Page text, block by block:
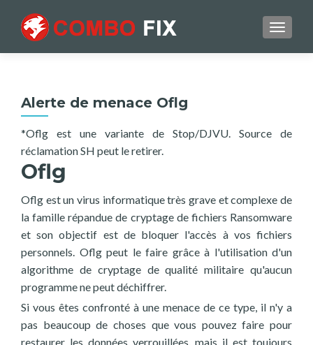
Alerte de menace Oflg
*Oflg est une variante de Stop/DJVU. Source de
réclamation SH peut le retirer.
Oflg
Oflg est un virus informatique très grave et complexe de
la famille répandue de cryptage de fichiers Ransomware
et son objectif est de bloquer l'accès à vos fichiers
personnels. Oflg peut le faire grâce à l'utilisation d'un
algorithme de cryptage de qualité militaire qu'aucun
programme ne peut déchiffrer.
Si vous êtes confronté à une menace de ce type, il n'y a
pas beaucoup de choses que vous pouvez faire pour
restaurer les données verrouillées, mais il est toujours